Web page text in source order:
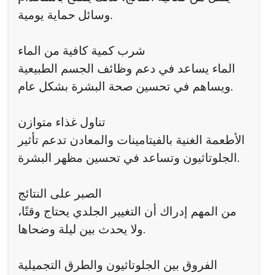
وسائل حماية يومية.
شرب كمية كافية من الماء
الماء يساعد في دعم وظائف الجسم الطبيعية
ويساهم في تحسين صحة البشرة بشكل عام.
تناول غذاء متوازن
الأطعمة الغنية بالفيتامينات والمعادن تدعم تأثير
الجلوتاثيون وتساعد في تحسين مظهر البشرة.
الصبر على النتائج
من المهم إدراك أن التغيير الجلدي يحتاج وقتًا،
ولا يحدث بين ليلة وضحاها.
الفروق بين الجلوتاثيون والطرق التجميلية